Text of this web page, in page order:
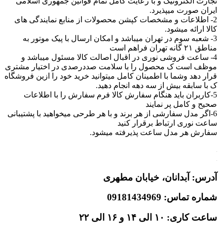
ایران صورت میپذیرد.
2- اطلاعات و مشخصات کپشن محصولات از منابع نمایندگی های
کالا ارائه میشود.
3- شعبه سوم در تهران میباشد و امکان ارسال با پیک موتور به
مناطق ۲۱ گانه تهران فراهم است
4- ساعت فروشی نوری در اقبال اصالت کالا مسئول میباشد و
موظف است ک محصول را با سلامت صددرصدی در اختیار مشتری
قرار دهد وشما با اطمینان کامل میتوانید خرید خود را ازین فروشگاه
ک با سابقه بیش از سه دهه انجام دهید.
5-کاربران باید هنگام سفارش کالا فرم سفارش را با اطلاعات
صحیح و کامل پر نمایند
6-اگر مدل سفارشی از هر برند و با هر طرحی میخواهید با پشتیبانی
ساعت نوری ارتباط برقرار کنید
سفارش هر مدل ساعت پذیرفته میشود.
آدرس: آبدانان، خیابان مطهری
شماره تماس: 09181434969
ساعت کاری: ۱۰ الی ۱۴ و ۱۶ الی ۲۲